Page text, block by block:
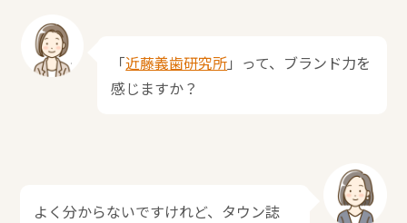
「近藤義歯研究所」って、ブランド力を
感じますか？
よく分からないですけれど、タウン誌